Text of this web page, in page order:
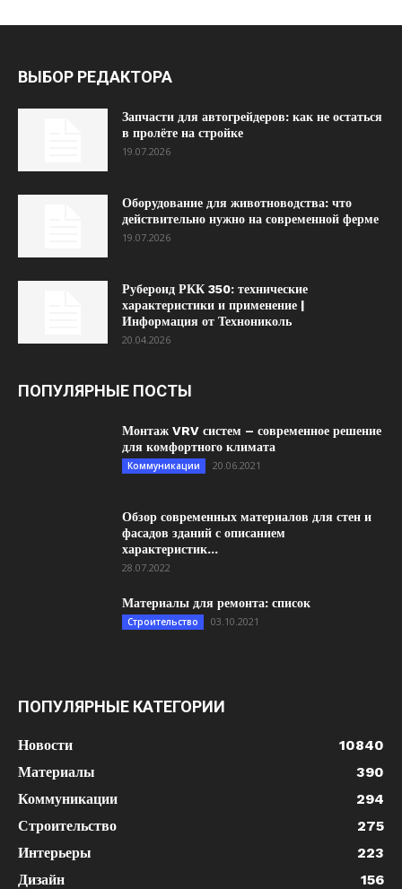
ВЫБОР РЕДАКТОРА
Запчасти для автогрейдеров: как не остаться
в пролёте на стройке
19.07.2026
Оборудование для животноводства: что
действительно нужно на современной ферме
19.07.2026
Рубероид РКК 350: технические
характеристики и применение |
Информация от Технониколь
20.04.2026
ПОПУЛЯРНЫЕ ПОСТЫ
Монтаж VRV систем – современное решение
для комфортного климата
Коммуникации 20.06.2021
Обзор современных материалов для стен и
фасадов зданий с описанием
характеристик...
28.07.2022
Материалы для ремонта: список
Строительство 03.10.2021
ПОПУЛЯРНЫЕ КАТЕГОРИИ
Новости
10840
Материалы
390
Коммуникации
294
Строительство
275
Интерьеры
223
Дизайн
156